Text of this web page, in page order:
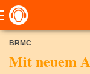
BRMC
Mit neuem